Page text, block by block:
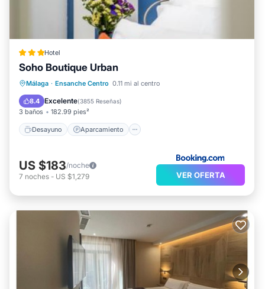
Hotel
Soho Boutique Urban
Málaga · Ensanche Centro 0.11 mi al centro
8.4 Excelente(3855 Reseñas)
3 baños 182.99 pies²
Desayuno Aparcamiento
Desayuno
Aparcamiento
Aire acondicionado
US $183/noche
7 noches - US $1,279 VER OFERTA